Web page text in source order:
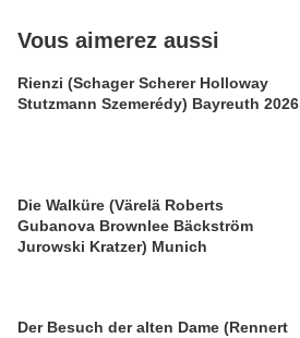
Vous aimerez aussi
Rienzi (Schager Scherer Holloway
Stutzmann Szemerédy) Bayreuth 2026
Die Walküre (Värelä Roberts
Gubanova Brownlee Bäckström
Jurowski Kratzer) Munich
Der Besuch der alten Dame (Rennert